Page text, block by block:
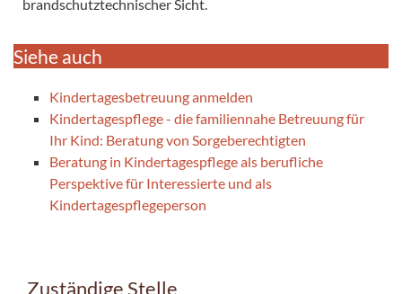
brandschutztechnischer Sicht.
Siehe auch
Kindertagesbetreuung anmelden
Kindertagespflege - die familiennahe Betreuung für
Ihr Kind: Beratung von Sorgeberechtigten
Beratung in Kindertagespflege als berufliche
Perspektive für Interessierte und als
Kindertagespflegeperson
Zuständige Stelle